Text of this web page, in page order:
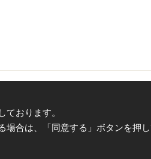
おります。
合は、「同意する」ボタンを押し